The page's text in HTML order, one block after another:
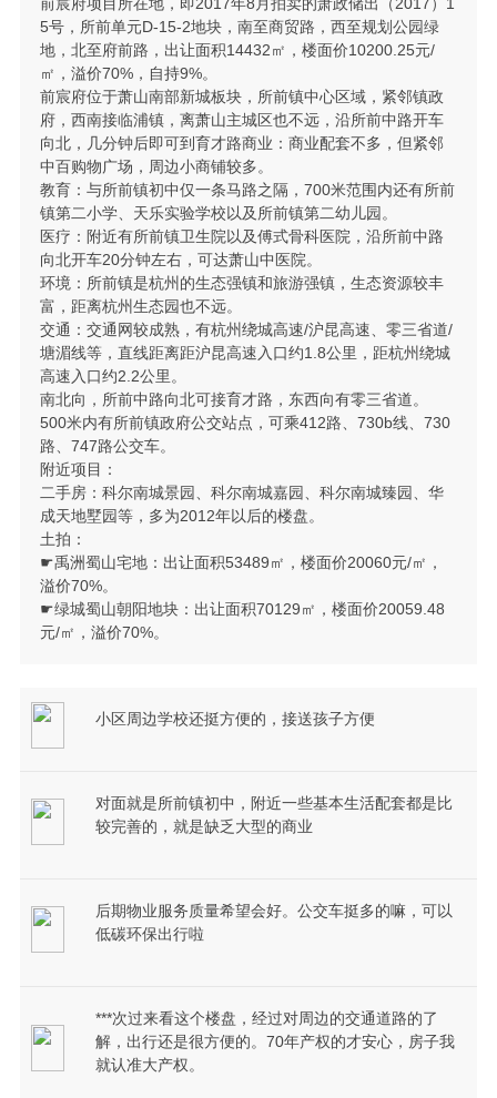
前宸府项目所在地，即2017年8月拍卖的萧政储出（2017）1
5号，所前单元D-15-2地块，南至商贸路，西至规划公园绿
地，北至府前路，出让面积14432㎡，楼面价10200.25元/
㎡，溢价70%，自持9%。
前宸府位于萧山南部新城板块，所前镇中心区域，紧邻镇政
府，西南接临浦镇，离萧山主城区也不远，沿所前中路开车
向北，几分钟后即可到育才路商业：商业配套不多，但紧邻
中百购物广场，周边小商铺较多。
教育：与所前镇初中仅一条马路之隔，700米范围内还有所前
镇第二小学、天乐实验学校以及所前镇第二幼儿园。
医疗：附近有所前镇卫生院以及傅式骨科医院，沿所前中路
向北开车20分钟左右，可达萧山中医院。
环境：所前镇是杭州的生态强镇和旅游强镇，生态资源较丰
富，距离杭州生态园也不远。
交通：交通网较成熟，有杭州绕城高速/沪昆高速、零三省道/
塘湄线等，直线距离距沪昆高速入口约1.8公里，距杭州绕城
高速入口约2.2公里。
南北向，所前中路向北可接育才路，东西向有零三省道。
500米内有所前镇政府公交站点，可乘412路、730b线、730
路、747路公交车。
附近项目：
二手房：科尔南城景园、科尔南城嘉园、科尔南城臻园、华
成天地墅园等，多为2012年以后的楼盘。
土拍：
☛禹洲蜀山宅地：出让面积53489㎡，楼面价20060元/㎡，
溢价70%。
☛绿城蜀山朝阳地块：出让面积70129㎡，楼面价20059.48
元/㎡，溢价70%。
小区周边学校还挺方便的，接送孩子方便
对面就是所前镇初中，附近一些基本生活配套都是比
较完善的，就是缺乏大型的商业
后期物业服务质量希望会好。公交车挺多的嘛，可以
低碳环保出行啦
***次过来看这个楼盘，经过对周边的交通道路的了
解，出行还是很方便的。70年产权的才安心，房子我
就认准大产权。